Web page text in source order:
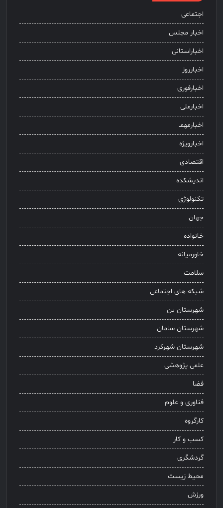
اجتماعی
اخبار مجلس
اخباراستانی
اخبارروز
اخبارفوری
اخبارملی
اخبارمهمـ
اخبارویژه
اقتصادی
اندیشکده
تکنولوژی
جهان
خانواده
خاورمیانه
سلامت
شبکه های اجتماعی
شهرستان بن
شهرستان سامان
شهرستان شهرکرد
علمی پژوهشی
فضا
فناوری و علوم
کارگروه
کسب و کار
گردشگری
محیط زیست
ورزش